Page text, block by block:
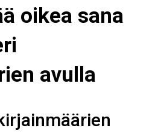
oikea sana
avulla